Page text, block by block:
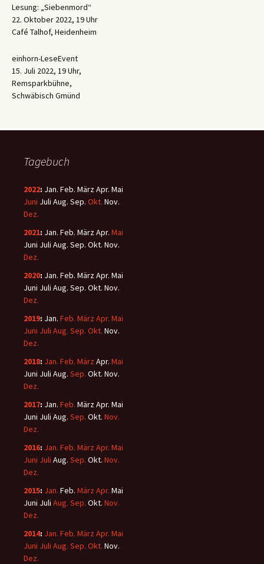
Lesung: „Siebenmord“
22. Oktober 2022, 19 Uhr
Café Talhof, Heidenheim
einhorn-LeseEvent
15. Juli 2022, 19 Uhr,
Remsparkbühne,
Schwäbisch Gmünd
Tagebuch
2022: Jan. Feb. MärzApr. Mai
Juni Juli Aug. Sep. Okt. Nov.
Dez.
2021: Jan. Feb. MärzApr. Mai
Juni Juli Aug. Sep. Okt. Nov.
Dez.
2020: Jan. Feb. MärzApr. Mai
Juni Juli Aug. Sep. Okt. Nov.
Dez.
2019: Jan. Feb. März Apr. Mai
Juni Juli Aug. Sep. Okt. Nov.
Dez.
2018: Jan. Feb. März Apr. Mai
Juni Juli Aug. Sep. Okt. Nov.
Dez.
2017: Jan. Feb. MärzApr. Mai
Juni Juli Aug. Sep. Okt. Nov.
Dez.
2016: Jan. Feb. März Apr. Mai
Juni Juli Aug. Sep. Okt. Nov.
Dez.
2015: Jan. Feb. März Apr. Mai
Juni Juli Aug. Sep. Okt. Nov.
Dez.
2014: Jan. Feb. März Apr. Mai
Juni Juli Aug. Sep. Okt. Nov.
Dez.